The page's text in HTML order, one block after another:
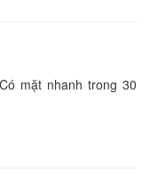
mặt nhanh trong 30